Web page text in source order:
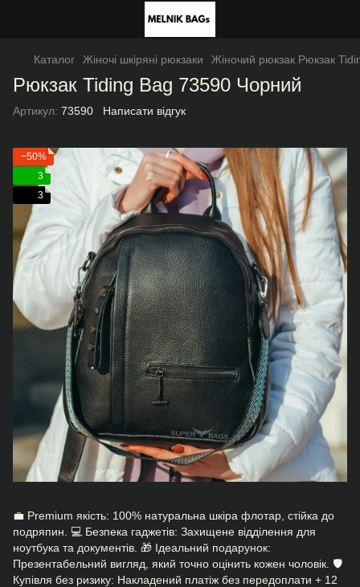
Каталог Жіночі шкіряні рюкзаки Жіночий рюкзак Рюкзак
Рюкзак Tiding Bag 73590 Чорний
Артикул: 73590 Написати відгук
−50%
3
3
💼 Premium якість: 100% натуральна шкіра флотар, стійка до
подряпин. 💻 Безпека гаджетів: Захищене відділення для
ноутбука та документів. 🎁 Ідеальний подарунок:
Презентабельний вигляд, який точно оцінить кожен чоловік. 🛡️
Купівля без ризику: Накладений платіж без передоплати + 12